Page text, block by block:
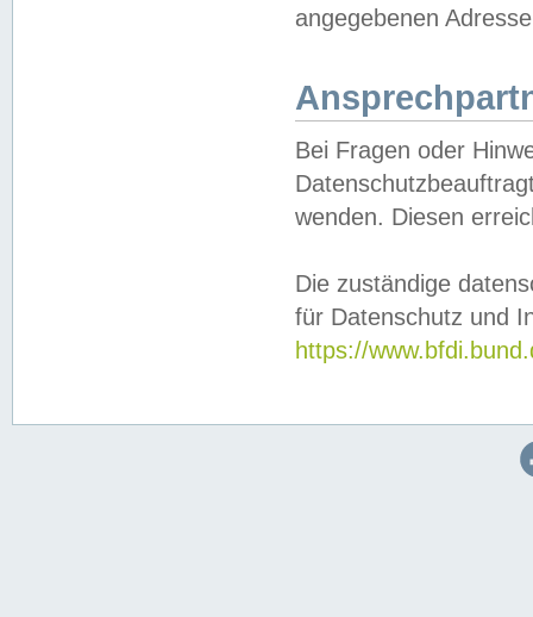
angegebenen
Bei Fragen oder
wenden. Diesen
Die zuständige
für Datenschutz und
https://